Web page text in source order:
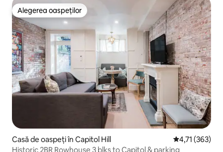
Alegerea oaspeților
Alegerea oaspeților
Casă de oaspeți în Capitol Hill Scor mediu
4,71 (363)
Historic 2BR Rowhouse 3 blks to Capitol & parking